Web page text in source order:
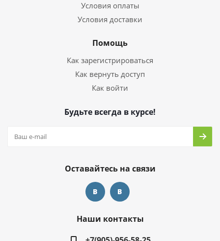
Условия оплаты
Условия доставки
Помощь
Как зарегистрироваться
Как вернуть доступ
Как войти
Будьте всегда в курсе!
Оставайтесь на связи
Наши контакты